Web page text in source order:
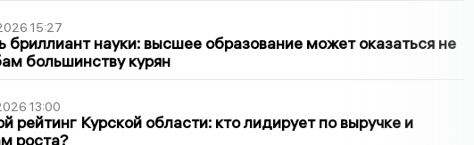
15:27
бриллиант науки: высшее образование может оказаться не
большинству курян
13:00
рейтинг Курской области: кто лидирует по выручке и
роста?